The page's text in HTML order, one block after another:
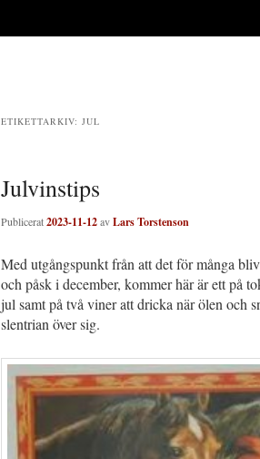
ETIKETTARKIV: JUL
Julvinstips
Publicerat2023-11-12avLars Torstenson
Med utgångspunkt från att det för många
och påsk i december, kommer här är ett på
jul samt på två viner att dricka när ölen och
slentrian över sig.